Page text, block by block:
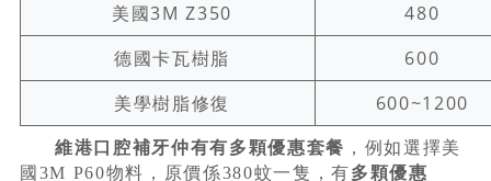
美國3M Z350
480
德國卡瓦樹脂
600
美學樹脂修復
600~1200
維港口腔補牙仲有有多顆優惠套餐 ，例如選擇美
國3M P60物料，原價係380蚊一隻，有多顆優惠